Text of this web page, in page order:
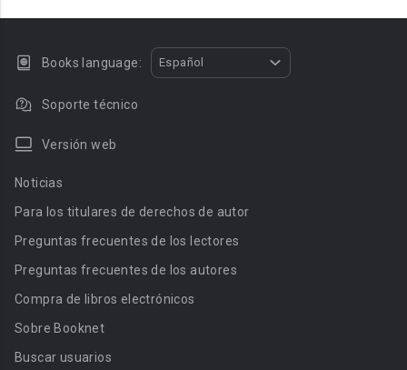
Books language: Español
Soporte técnico
Versión web
Noticias
Para los titulares de derechos de autor
Preguntas frecuentes de los lectores
Preguntas frecuentes de los autores
Compra de libros electrónicos
Sobre Booknet
Buscar usuarios